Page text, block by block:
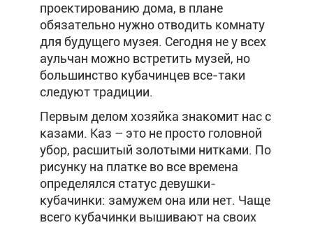
проектированию дома, в плане
обязательно нужно отводить комнату
для будущего музея. Сегодня не у всех
аульчан можно встретить музей, но
большинство кубачинцев все-таки
следуют традиции.
Первым делом хозяйка знакомит нас с
казами. Каз – это не просто головной
убор, расшитый золотыми нитками. По
рисунку на платке во все времена
определялся статус девушки-
кубачинки: замужем она или нет. Чаще
всего кубачинки вышивают на своих